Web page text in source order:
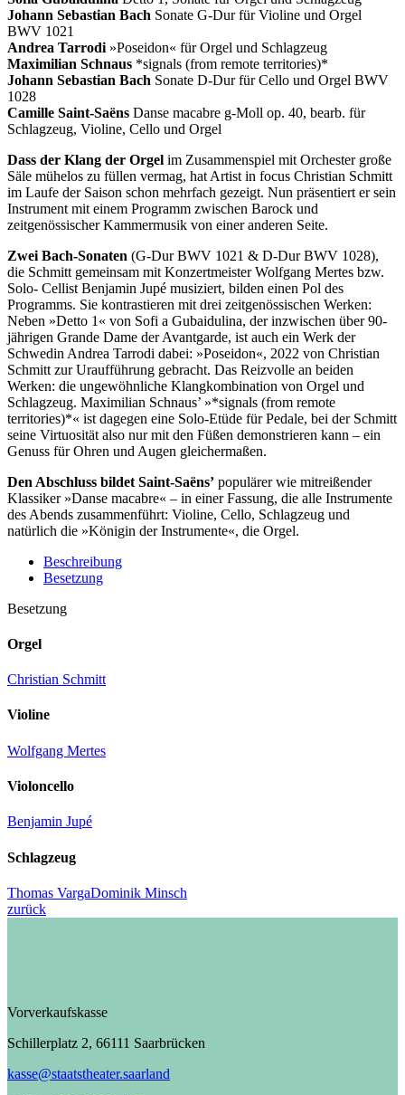
Johann Sebastian Bach Sonate G-Dur für Violine und Orgel
BWV 1021
Andrea Tarrodi »Poseidon« für Orgel und Schlagzeug
Maximilian Schnaus *signals (from remote territories)*
Johann Sebastian Bach Sonate D-Dur für Cello und Orgel BWV
1028
Camille Saint-Saëns Danse macabre g-Moll op. 40, bearb. für
Schlagzeug, Violine, Cello und Orgel
Dass der Klang der Orgel im Zusammenspiel mit Orchester große
Säle mühelos zu füllen vermag, hat Artist in focus Christian Schmitt
im Laufe der Saison schon mehrfach gezeigt. Nun präsentiert er sein
Instrument mit einem Programm zwischen Barock und
zeitgenössischer Kammermusik von einer anderen Seite.
Zwei Bach-Sonaten (G-Dur BWV 1021 & D-Dur BWV 1028),
die Schmitt gemeinsam mit Konzertmeister Wolfgang Mertes bzw.
Solo- Cellist Benjamin Jupé musiziert, bilden einen Pol des
Programms. Sie kontrastieren mit drei zeitgenössischen Werken:
Neben »Detto 1« von Sofi a Gubaidulina, der inzwischen über 90-
jährigen Grande Dame der Avantgarde, ist auch ein Werk der
Schwedin Andrea Tarrodi dabei: »Poseidon«, 2022 von Christian
Schmitt zur Uraufführung gebracht. Das Reizvolle an beiden
Werken: die ungewöhnliche Klangkombination von Orgel und
Schlagzeug. Maximilian Schnaus’ »*signals (from remote
territories)*« ist dagegen eine Solo-Etüde für Pedale, bei der Schmitt
seine Virtuosität also nur mit den Füßen demonstrieren kann – ein
Genuss für Ohren und Augen gleichermaßen.
Den Abschluss bildet Saint-Saëns’ populärer wie mitreißender
Klassiker »Danse macabre« – in einer Fassung, die alle Instrumente
des Abends zusammenführt: Violine, Cello, Schlagzeug und
natürlich die »Königin der Instrumente«, die Orgel.
Beschreibung
Besetzung
Besetzung
Orgel
Christian Schmitt
Violine
Wolfgang Mertes
Violoncello
Benjamin Jupé
Schlagzeug
Thomas VargaDominik Minsch
zurück
Vorverkaufskasse
Schillerplatz 2, 66111 Saarbrücken
kasse@staatstheater.saarland